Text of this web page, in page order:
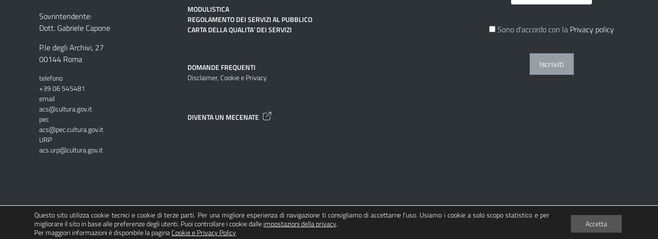
Sovrintendente:
Dott. Gabriele Capone
P.le degli Archivi, 27
00144 Roma
telefono
+39 06 545481
email
acs@cultura.gov.it
pec
acs@pec.cultura.gov.it
URP
acs.urp@cultura.gov.it
MODULISTICA
REGOLAMENTO DEI SERVIZI AL PUBBLICO
CARTA DELLA QUALITA’ DEI SERVIZI
DOMANDE FREQUENTI
Disclaimer, Cookie e Privacy
DIVENTA UN MECENATE
Sono d'accordo con la Privacy policy
Iscriviti
Questo sito utilizza cookie tecnici e cookie di terze parti. Per una migliore esperienza di navigazione ti consigliamo di accettarne l'uso. Usiamo i cookie a solo scopo statistico e per
migliorare il sito in base alle preferenze degli utenti. Puoi controllare i cookie dalleimpostazioni della privacy.
Per maggiori informazioni è disponibile la paginaCookie e Privacy Policy
Accetta